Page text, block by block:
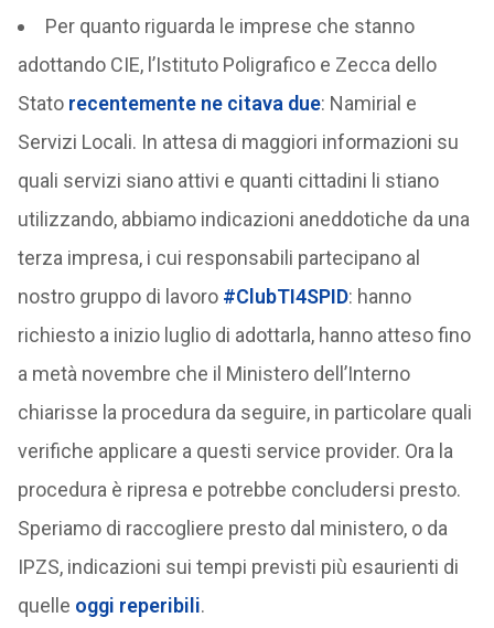
Per quanto riguarda le imprese che stanno
adottando CIE, l’Istituto Poligrafico e Zecca dello
Stato recentemente ne citava due: Namirial e
Servizi Locali. In attesa di maggiori informazioni su
quali servizi siano attivi e quanti cittadini li stiano
utilizzando, abbiamo indicazioni aneddotiche da una
terza impresa, i cui responsabili partecipano al
nostro gruppo di lavoro #ClubTI4SPID: hanno
richiesto a inizio luglio di adottarla, hanno atteso fino
a metà novembre che il Ministero dell’Interno
chiarisse la procedura da seguire, in particolare quali
verifiche applicare a questi service provider. Ora la
procedura è ripresa e potrebbe concludersi presto.
Speriamo di raccogliere presto dal ministero, o da
IPZS, indicazioni sui tempi previsti più esaurienti di
quelle oggi reperibili.